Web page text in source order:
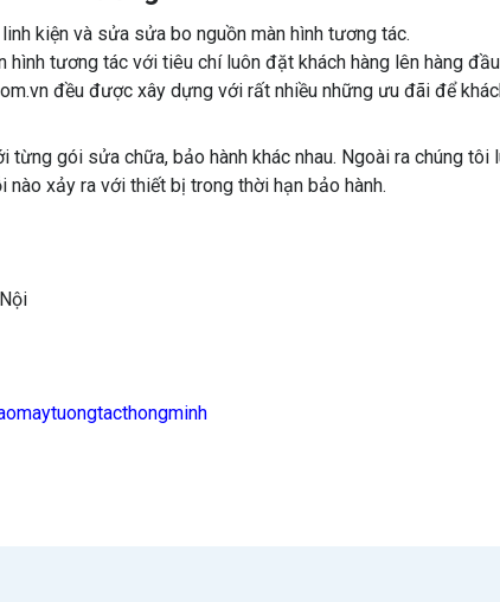
kiện và sửa sửa bo nguồn màn hình tương tác.
tương tác với tiêu chí luôn đặt khách hàng lên hàng
đều được xây dựng với rất nhiều những ưu đãi để
gói sửa chữa, bảo hành khác nhau. Ngoài ra chúng tôi
xảy ra với thiết bị trong thời hạn bảo hành.